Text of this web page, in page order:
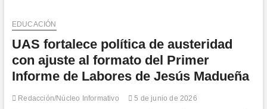
EDUCACIÓN
UAS fortalece política de austeridad
con ajuste al formato del Primer
Informe de Labores de Jesús Madueña
Redacción/Núcleo Informativo 5 de junio de 2026